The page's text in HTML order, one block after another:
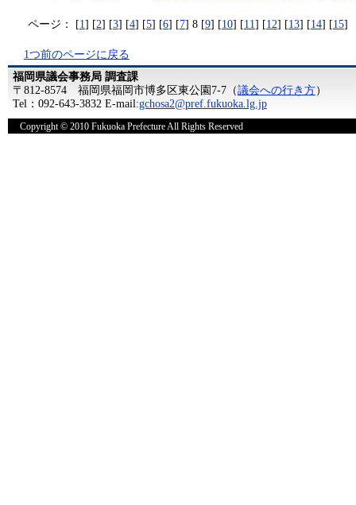
ページ： [1] [2] [3] [4] [5] [6] [7] 8 [9] [10] [11] [12] [13] [14] [15]
1つ前のページに戻る
福岡県議会事務局 調査課
〒812-8574 福岡県福岡市博多区東公園7-7（議会への行き方）
Tel：092-643-3832 E-mail:gchosa2@pref.fukuoka.lg.jp
Copyright © 2010 Fukuoka Prefecture All Rights Reserved